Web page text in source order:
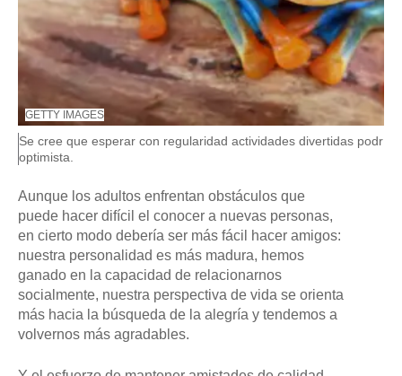
F
U
E
N
D
E
L
A
I
M
G
E
N
GETTY IMAGES
P
i
d
e
f
o
t
o
,
Se cree que esperar con regularidad actividades divertidas podría
optimista.
Aunque los adultos enfrentan obstáculos que
puede hacer difícil el conocer a nuevas personas,
en cierto modo debería ser más fácil hacer amigos:
nuestra personalidad es más madura, hemos
ganado en la capacidad de relacionarnos
socialmente, nuestra perspectiva de vida se orienta
más hacia la búsqueda de la alegría y tendemos a
volvernos más agradables.